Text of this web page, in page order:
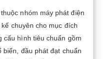
nhóm máy phát điện
chuyên cho mục đích
cấu hình tiêu chuẩn gồm
biến, đầu phát đạt chuẩn